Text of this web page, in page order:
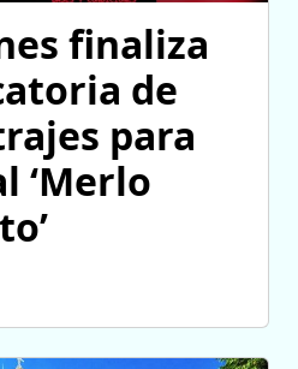
finaliza
de
para
‘Merlo